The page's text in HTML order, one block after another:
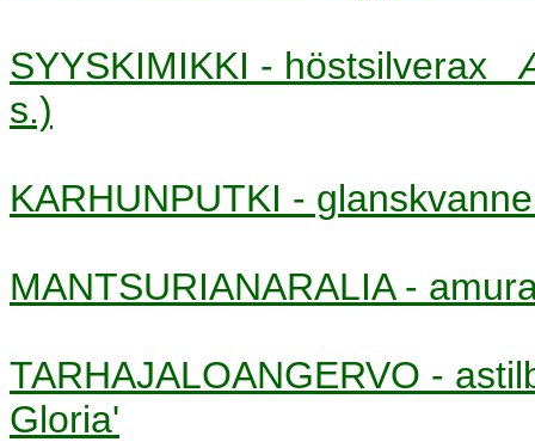
SYYSKIMIKKI - höstsilverax
s.)
KARHUNPUTKI -
MANTSURIANARALIA -
TARHAJALOANGERVO -
Gloria'